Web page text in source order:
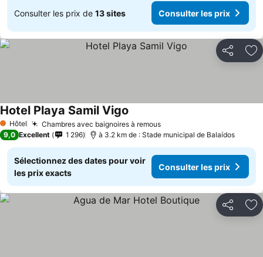
Consulter les prix de 13 sites Consulter les prix
Partager
1 Étoiles
Hôtel Chambres avec baignoires à remous
Hotel Playa Samil Vigo
9,0 Excellent 1 296 à 3.2 km de : Stade municipal de Balaídos
Sélectionnez des dates pour voir
les prix exacts
Consulter les prix
Partager